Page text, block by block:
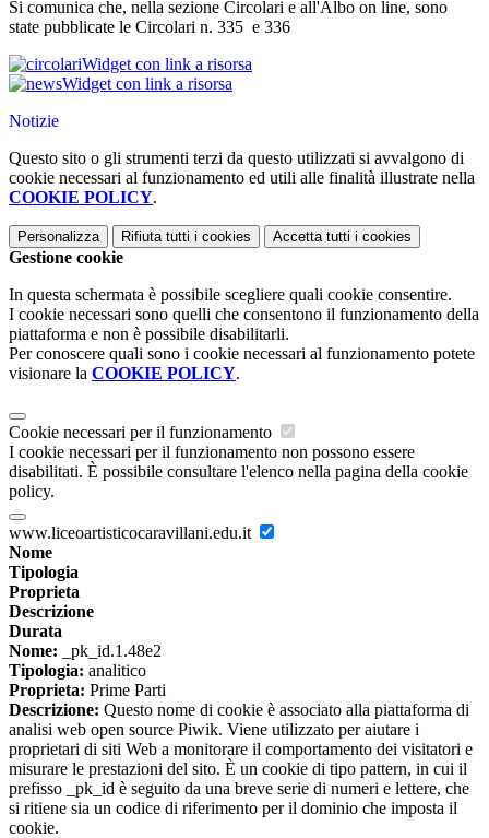
Si comunica che, nella sezione Circolari e all'Albo on line, sono
state pubblicate le Circolari n. 335 e 336
Widget con link a risorsa
Widget con link a risorsa
Notizie
Questo sito o gli strumenti terzi da questo utilizzati si avvalgono di
cookie necessari al funzionamento ed utili alle finalità illustrate nella
COOKIE POLICY.
Personalizza Rifiuta tutti i cookies Accetta tutti i cookies
Gestione cookie
In questa schermata è possibile scegliere quali cookie consentire.
I cookie necessari sono quelli che consentono il funzionamento della
piattaforma e non è possibile disabilitarli.
Per conoscere quali sono i cookie necessari al funzionamento potete
visionare la COOKIE POLICY.
Cookie necessari per il funzionamento
I cookie necessari per il funzionamento non possono essere
disabilitati. È possibile consultare l'elenco nella pagina della cookie
policy.
www.liceoartisticocaravillani.edu.it
Nome
Tipologia
Proprieta
Descrizione
Durata
Nome: _pk_id.1.48e2
Tipologia: analitico
Proprieta: Prime Parti
Descrizione: Questo nome di cookie è associato alla piattaforma di
analisi web open source Piwik. Viene utilizzato per aiutare i
proprietari di siti Web a monitorare il comportamento dei visitatori e
misurare le prestazioni del sito. È un cookie di tipo pattern, in cui il
prefisso _pk_id è seguito da una breve serie di numeri e lettere, che
si ritiene sia un codice di riferimento per il dominio che imposta il
cookie.